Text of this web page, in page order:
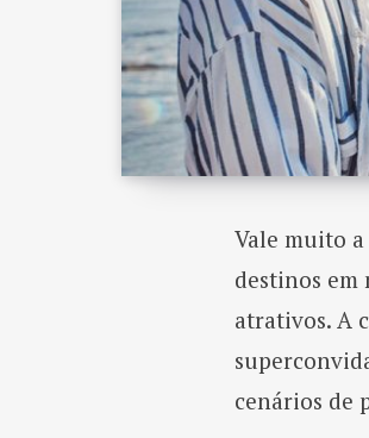
Vale muito
destinos
atrativos. A
cenários de